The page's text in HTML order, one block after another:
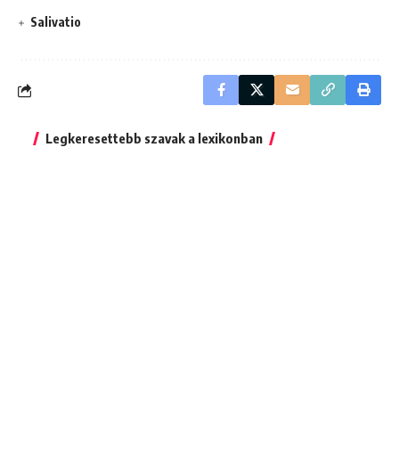
Salivatio
Legkeresettebb szavak a lexikonban